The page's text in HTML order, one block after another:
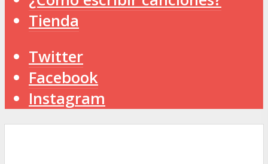
Tienda
Twitter
Facebook
Instagram